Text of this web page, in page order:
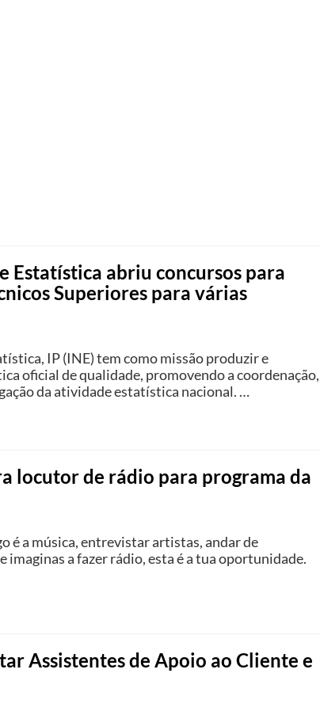
Estatística abriu concursos para
Superiores para várias
IP (INE) tem como missão produzir e
oficial de qualidade, promovendo a coordenação,
da atividade estatística nacional. …
locutor de rádio para programa da
é a música, entrevistar artistas, andar de
imaginas a fazer rádio, esta é a tua oportunidade.
Assistentes de Apoio ao Cliente e